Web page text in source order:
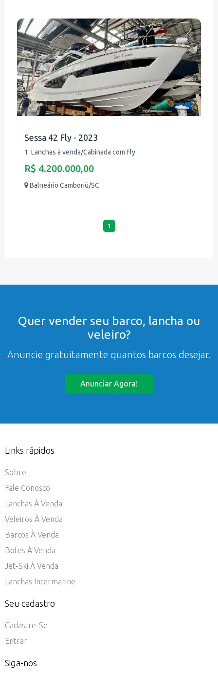
Sessa 42 Fly - 2023
1. Lanchas à venda/Cabinada com Fly
R$ 4.200.000,00
Balneário Camboriú/SC
1
Quer vender seu barco, lancha ou
veleiro?
Anuncie gratuitamente quantos barcos desejar.
Anunciar Agora!
Links rápidos
Sobre
Fale Conosco
Lanchas À Venda
Veleiros À Venda
Barcos À Venda
Botes À Venda
Jet-Ski À Venda
Lanchas Intermarine
Seu cadastro
Cadastre-Se
Entrar
Siga-nos